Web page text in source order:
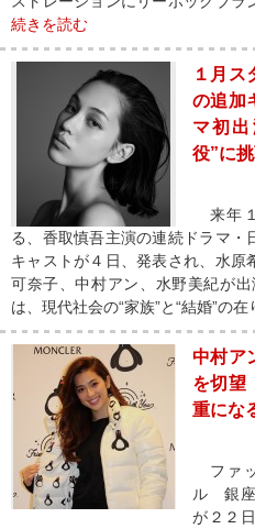
続きを読む
１月ス
の追加
マ初
役”に
来年
る、香取慎吾主演の連続ドラマ・
キャストが４日、発表され、水
可奈子、中村アン、水野美紀が
は、現代社会の“家族”と“結婚”の在
中村ア
を切望
重にな
ファ
ル 銀座
が２２